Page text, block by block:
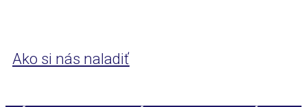
Ako si nás naladiť